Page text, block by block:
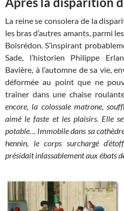
La reine se consolera de la
les bras d’autres amants, parmi
Boisrédon. S’inspirant
Sade, l’historien Philippe
Bavière, à l’automne de sa vie,
déformée au point que ne
traîner dans une chaise
encore, la colossale matrone,
aimé le faste et les plaisirs. Elle
potable… Immobile dans sa
hennin, le corps surchargé
présidait inlassablement aux ébats